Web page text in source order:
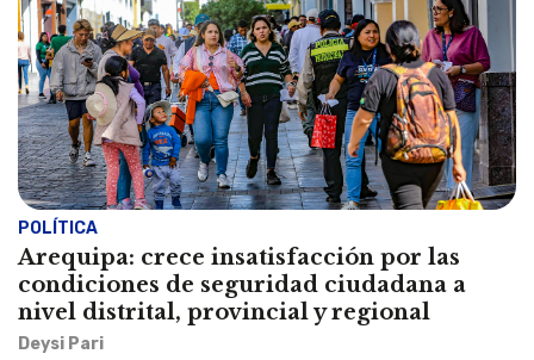
POLÍTICA
Arequipa: crece insatisfacción por las
condiciones de seguridad ciudadana a
nivel distrital, provincial y regional
Deysi Pari